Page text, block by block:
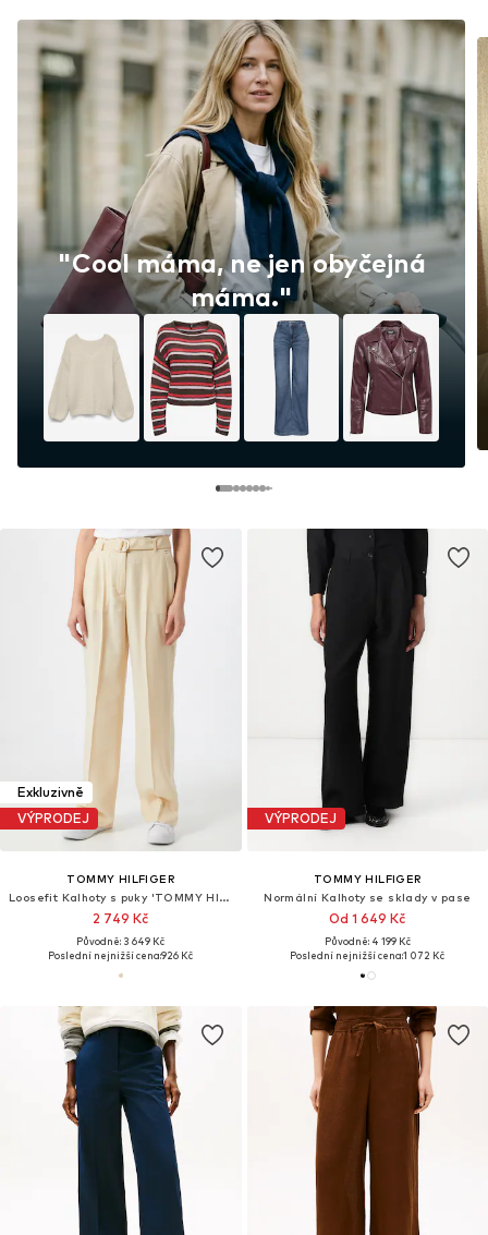
"Cool máma, ne jen obyčejná
máma."
Exkluzivně
VÝPRODEJ
TOMMY HILFIGER
Loosefit Kalhoty s puky 'TOMMY HILFIGER X ABOUT YOU WL BELTED PANT'
2 749 Kč
Původně: 3 649 Kč
Poslední nejnižší cena:926 Kč
VÝPRODEJ
TOMMY HILFIGER
Normální Kalhoty se sklady v pase
Od 1 649 Kč
Původně: 4 199 Kč
Poslední nejnižší cena:1 072 Kč